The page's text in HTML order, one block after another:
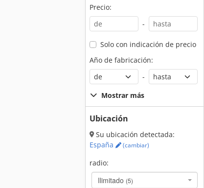
Precio:
-
Solo con indicación de precio
Año de fabricación:
-
Mostrar más
Ubicación
Su ubicación detectada:
España
(cambiar)
radio:
Ilimitado (5)